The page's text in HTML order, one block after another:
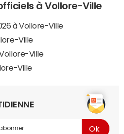
à Vollore-Ville
à Vollore-Ville
Ville
Ville
Ville